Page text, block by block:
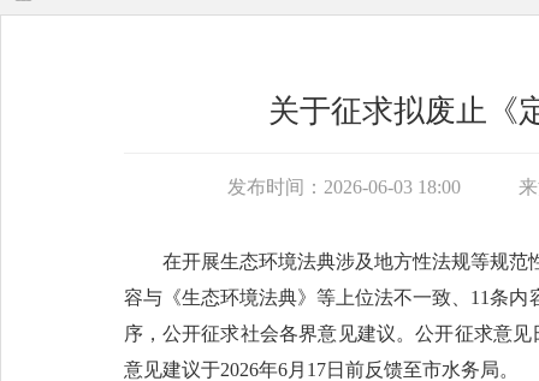
关于征求拟废止《
发布时间：2026-06-03 18:00
在开展生态环境法典涉及地方性法规等规
容与《生态环境法典》等上位法不一致、11条
序，公开征求社会各界意见建议。公开征求意
意见建议于2026年6月17日前反馈至市水务局。